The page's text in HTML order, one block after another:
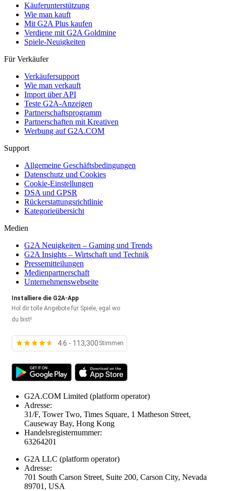
Käuferunterstützung
Wie man kauft
Mit G2A Plus kaufen
Verdiene mit G2A Goldmine
Spiele-Neuigkeiten
Für Verkäufer
Verkäufersupport
Wie man verkauft
Import über API
Teste G2A-Anzeigen
Partnerschaftsprogramm
Partnerschaften mit Kreativen
Werbung auf G2A.COM
Support
Allgemeine Geschäftsbedingungen
Datenschutz und Cookies
Cookie-Einstellungen
DSA und GPSR
Rückerstattungsrichtlinie
Kategorieübersicht
Medien
G2A Neuigkeiten – Gaming und Trends
G2A Insights – Wirtschaft und Technik
Pressemitteilungen
Medienpartnerschaft
Unternehmenswebseite
Installiere die G2A-App
Hol dir tolle Angebote für Spiele, egal wo
du bist!
4.6 - 113,300 Stimmen
G2A.COM Limited (platform operator)
Adresse:
31/F, Tower Two, Times Square, 1 Matheson Street,
Causeway Bay, Hong Kong
Handelsregisternummer:
63264201
G2A LLC (platform operator)
Adresse:
701 South Carson Street, Suite 200, Carson City, Nevada
89701, USA